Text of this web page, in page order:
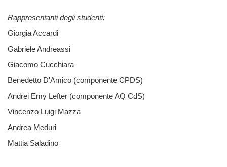
Rappresentanti degli studenti:
Giorgia Accardi
Gabriele Andreassi
Giacomo Cucchiara
Benedetto D'Amico (componente CPDS)
Andrei Emy Lefter (componente AQ CdS)
Vincenzo Luigi Mazza
Andrea Meduri
Mattia Saladino